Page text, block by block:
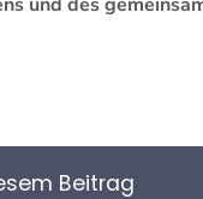
Beitrag